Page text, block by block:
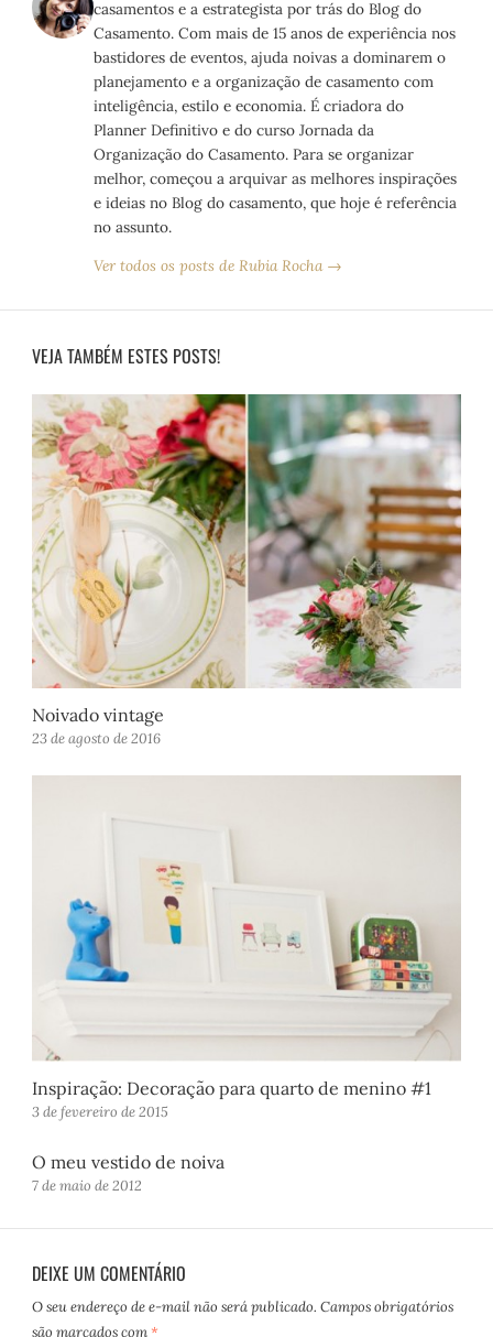
casamentos e a estrategista por trás do Blog do
Casamento. Com mais de 15 anos de experiência nos
bastidores de eventos, ajuda noivas a dominarem o
planejamento e a organização de casamento com
inteligência, estilo e economia. É criadora do
Planner Definitivo e do curso Jornada da
Organização do Casamento. Para se organizar
melhor, começou a arquivar as melhores inspirações
e ideias no Blog do casamento, que hoje é referência
no assunto.
Ver todos os posts de Rubia Rocha →
VEJA TAMBÉM ESTES POSTS!
Noivado vintage
23 de agosto de 2016
Inspiração: Decoração para quarto de menino #1
3 de fevereiro de 2015
O meu vestido de noiva
7 de maio de 2012
DEIXE UM COMENTÁRIO
O seu endereço de e-mail não será publicado. Campos obrigatórios
são marcados com *